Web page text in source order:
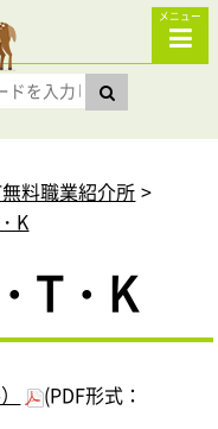
メニュー
料職業紹介所
K
T・K
(PDF形式：